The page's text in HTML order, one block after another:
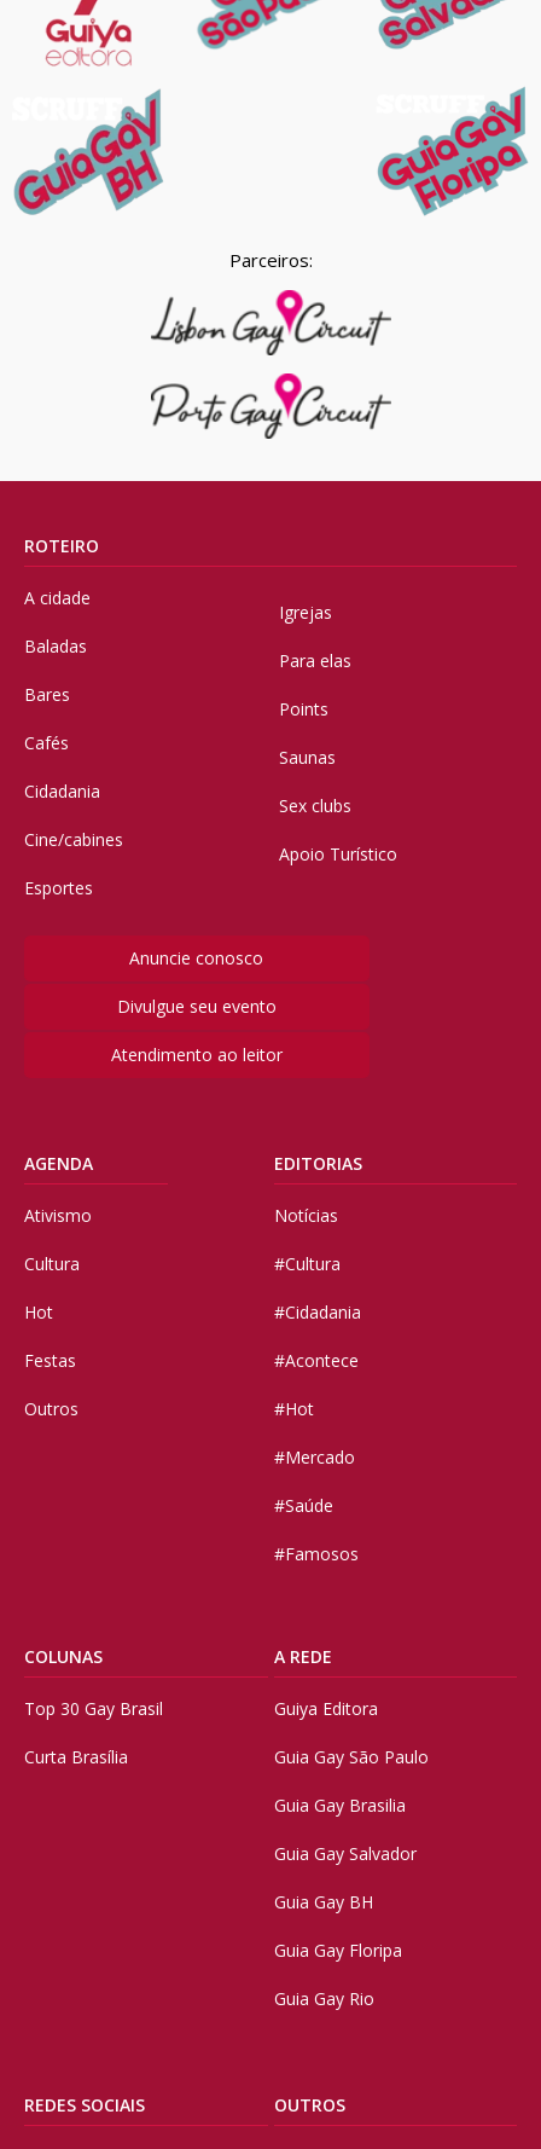
Parceiros:
ROTEIRO
A cidade
Baladas
Bares
Cafés
Cidadania
Cine/cabines
Esportes
Igrejas
Para elas
Points
Saunas
Sex clubs
Apoio Turístico
Anuncie conosco
Divulgue seu evento
Atendimento ao leitor
AGENDA
Ativismo
Cultura
Hot
Festas
Outros
EDITORIAS
Notícias
#Cultura
#Cidadania
#Acontece
#Hot
#Mercado
#Saúde
#Famosos
COLUNAS
Top 30 Gay Brasil
Curta Brasília
A REDE
Guiya Editora
Guia Gay São Paulo
Guia Gay Brasilia
Guia Gay Salvador
Guia Gay BH
Guia Gay Floripa
Guia Gay Rio
REDES SOCIAIS OUTROS